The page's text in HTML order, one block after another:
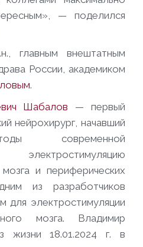
— поделился
внештатным
России, академиком
.
Шабалов — первый
нейрохирург, начавший
современной
и периферических
из разработчиков
для электростимуляции
мозга. Владимир
жизни 18.01.2024 г. в